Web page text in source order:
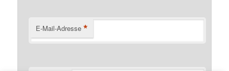
E-Mail-Adresse *